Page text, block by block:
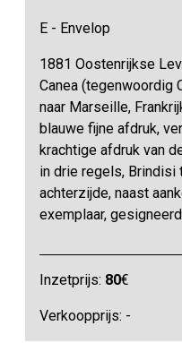
E - Envelop
1881 Oostenrijkse
Canea (tegenwoordig
naar Marseille,
blauwe fijne afdruk,
krachtige afdruk van
in drie regels, Brindisi
achterzijde, naast
exemplaar,
Inzetprijs: 80€
Verkoopprijs: -